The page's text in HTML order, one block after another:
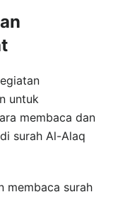
untuk
membaca dan
surah Al-Alaq
membaca surah